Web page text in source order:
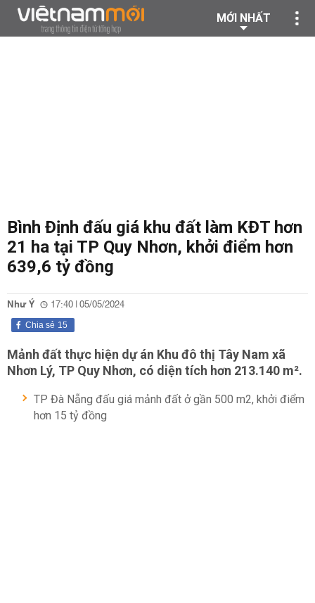
MỚI NHẤT
Bình Định đấu giá khu đất làm KĐT hơn
21 ha tại TP Quy Nhơn, khởi điểm hơn
639,6 tỷ đồng
Như Ý 17:40 | 05/05/2024
15
Chia sẻ
Mảnh đất thực hiện dự án Khu đô thị Tây Nam xã
Nhơn Lý, TP Quy Nhơn, có diện tích hơn 213.140 m².
TP Đà Nẵng đấu giá mảnh đất ở gần 500 m2, khởi điểm
hơn 15 tỷ đồng